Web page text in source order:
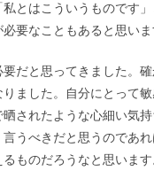
とはこういうものです
要なこともあると思いま
だと思ってきました。
ました。自分にとって
されたような心細い気
うべきだと思うのであ
ものだろうなと思います